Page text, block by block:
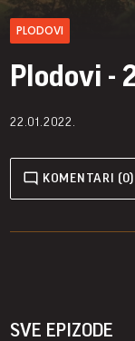
PLODOVI
Plodovi -
22.01.2022.
KOMENTARI (0)
SVE EPIZODE